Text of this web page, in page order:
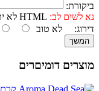
ביקורת:
נא לשים לב:
דירוג: לא טוב
המשך
מוצרים דומיםרים